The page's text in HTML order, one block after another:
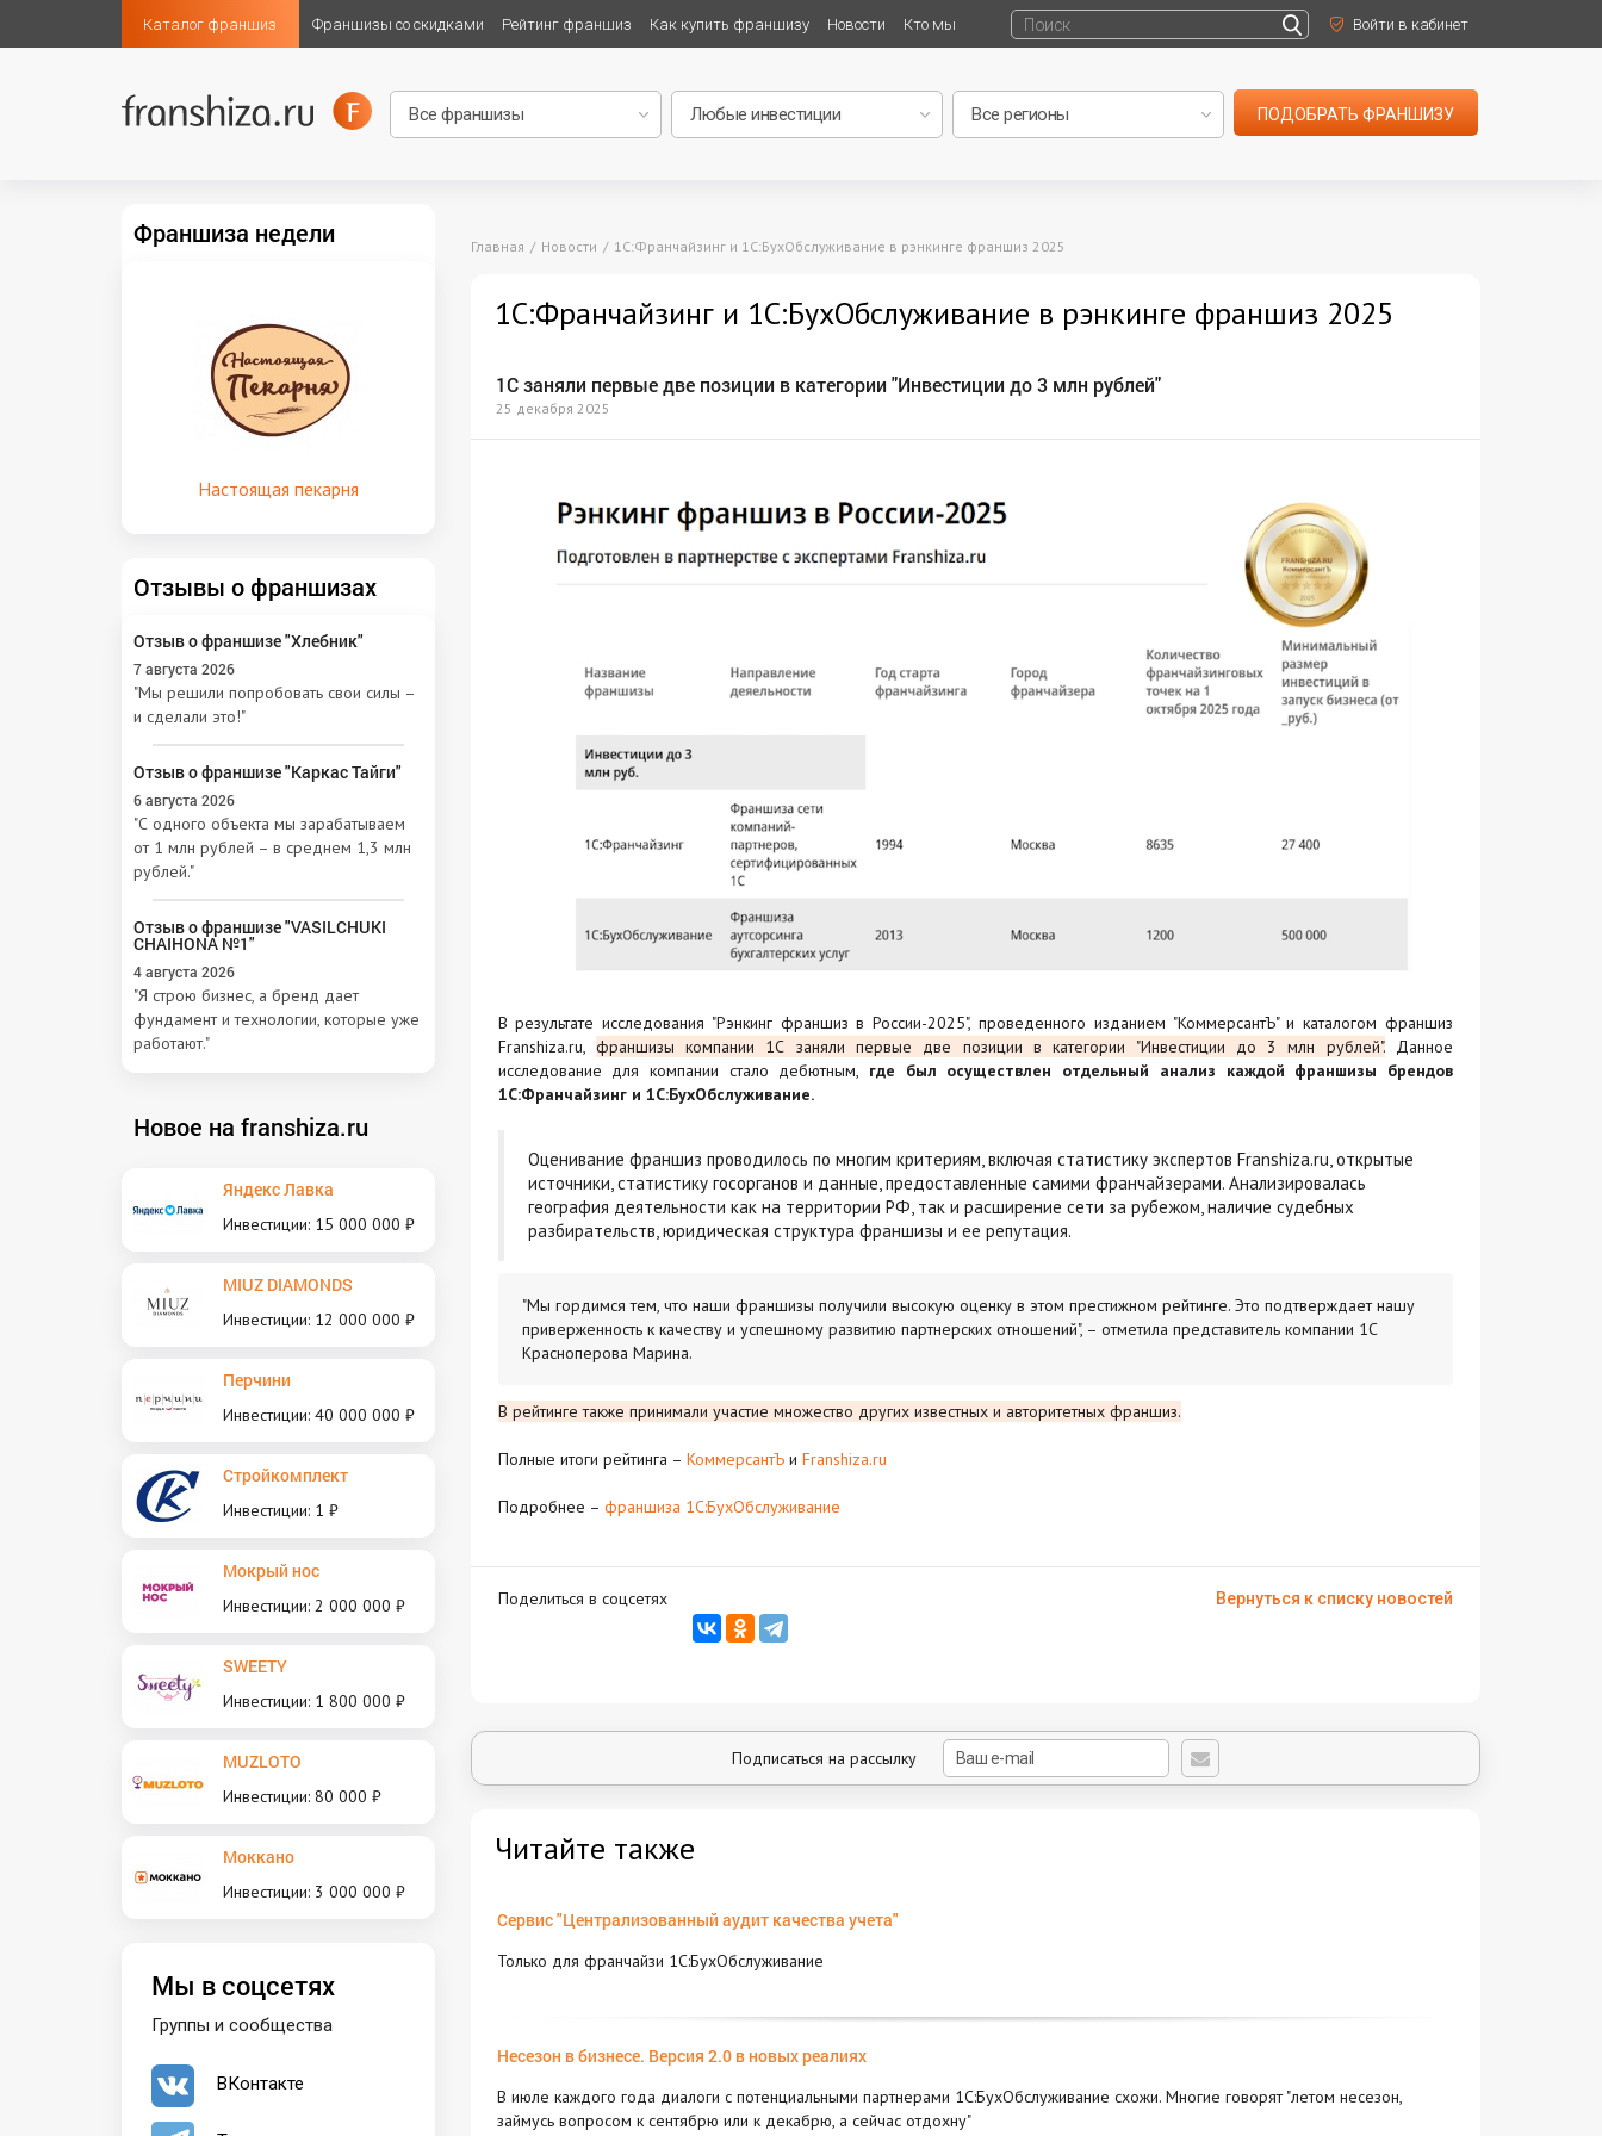
Каталог франшиз Франшизы со скидками Рейтинг франшиз Как купить франшизу Новости Кто мы Войти в кабинет
ПОДОБРАТЬ ФРАНШИЗУ
Главная Новости 1С:Франчайзинг и 1С:БухОбслуживание в рэнкинге франшиз 2025
1С:Франчайзинг и 1С:БухОбслуживание в рэнкинге франшиз 2025
1С заняли первые две позиции в категории "Инвестиции до 3 млн рублей"
25 декабря 2025
В результате исследования "Рэнкинг франшиз в России-2025", проведенного изданием "КоммерсантЪ" и каталогом франшиз
Franshiza.ru, франшизы компании 1С заняли первые две позиции в категории "Инвестиции до 3 млн рублей".Данное
исследование для компании стало дебютным, где был осуществлен отдельный анализ каждой франшизы брендов
1С:Франчайзинг и 1С:БухОбслуживание.
Оценивание франшиз проводилось по многим критериям, включая статистику экспертов Franshiza.ru, открытые
источники, статистику госорганов и данные, предоставленные самими франчайзерами. Анализировалась
география деятельности как на территории РФ, так и расширение сети за рубежом, наличие судебных
разбирательств, юридическая структура франшизы и ее репутация.
"Мы гордимся тем, что наши франшизы получили высокую оценку в этом престижном рейтинге. Это подтверждает нашу
приверженность к качеству и успешному развитию партнерских отношений", – отметила представитель компании 1С
Красноперова Марина.
В рейтинге также принимали участие множество других известных и авторитетных франшиз.
Полные итоги рейтинга – КоммерсантЪи Franshiza.ru
Подробнее – франшиза 1С:БухОбслуживание
Поделиться в соцсетях Вернуться к списку новостей
Подписаться на рассылку
Читайте также
Сервис "Централизованный аудит качества учета"
Только для франчайзи 1С:БухОбслуживание
Несезон в бизнесе. Версия 2.0 в новых реалиях
В июле каждого года диалоги с потенциальными партнерами 1С:БухОбслуживание схожи. Многие говорят "летом несезон,
займусь вопросом к сентябрю или к декабрю, а сейчас отдохну"
Франшиза недели
Настоящая пекарня
Отзывы о франшизах
Отзыв о франшизе "Хлебник"
7 августа 2026
"Мы решили попробовать свои силы –
и сделали это!"
Отзыв о франшизе "Каркас Тайги"
6 августа 2026
"С одного объекта мы зарабатываем
от 1 млн рублей – в среднем 1,3 млн
рублей."
Отзыв о франшизе "VASILCHUKI
CHAIHONA №1"
4 августа 2026
"Я строю бизнес, а бренд дает
фундамент и технологии, которые уже
работают."
Новое на franshiza.ru
Яндекс Лавка
Инвестиции: 15 000 000 ₽
MIUZ DIAMONDS
Инвестиции: 12 000 000 ₽
Перчини
Инвестиции: 40 000 000 ₽
Стройкомплект
Инвестиции: 1 ₽
Мокрый нос
Инвестиции: 2 000 000 ₽
SWEETY
Инвестиции: 1 800 000 ₽
MUZLOTO
Инвестиции: 80 000 ₽
Моккано
Инвестиции: 3 000 000 ₽
Мы в соцсетях
Группы и сообщества
ВКонтакте